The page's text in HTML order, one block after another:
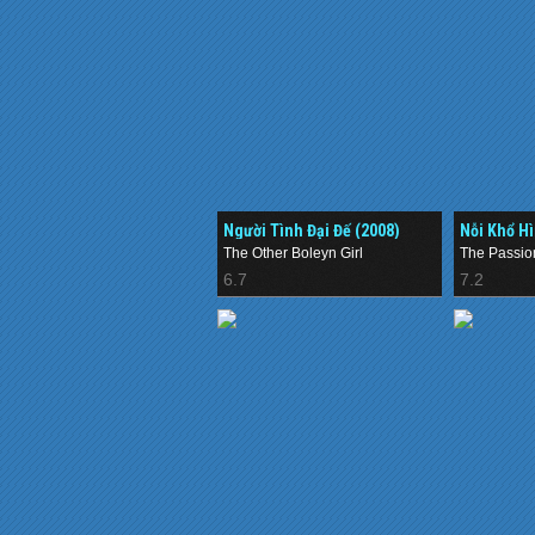
Người Tình Đại Đế (2008)
The Other Boleyn Girl
6.7
Nỗi Khổ
The
7.2